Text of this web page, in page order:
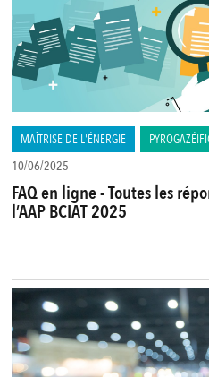
MAÎTRISE DE L'ÉNERGIE
10/06/2025
FAQ en ligne - Toutes les
l’AAP BCIAT 2025